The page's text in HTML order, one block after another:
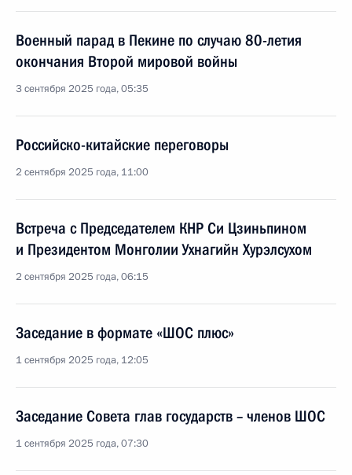
Военный парад в Пекине по случаю 80-летия
окончания Второй мировой войны
3 сентября 2025 года, 05:35
Российско-китайские переговоры
2 сентября 2025 года, 11:00
Встреча с Председателем КНР Си Цзиньпином
и Президентом Монголии Ухнагийн Хурэлсухом
2 сентября 2025 года, 06:15
Заседание в формате «ШОС плюс»
1 сентября 2025 года, 12:05
Заседание Совета глав государств – членов ШОС
1 сентября 2025 года, 07:30